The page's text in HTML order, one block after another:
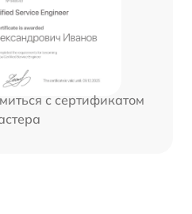
с сертификатом